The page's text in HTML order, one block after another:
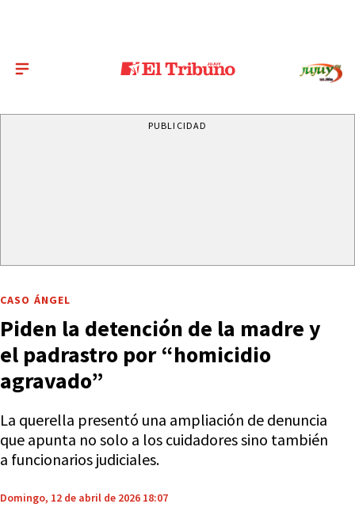
PUBLICIDAD
CASO ÁNGEL
Piden la detención de la madre y
el padrastro por “homicidio
agravado”
La querella presentó una ampliación de denuncia
que apunta no solo a los cuidadores sino también
a funcionarios judiciales.
Domingo, 12 de abril de 2026 18:07